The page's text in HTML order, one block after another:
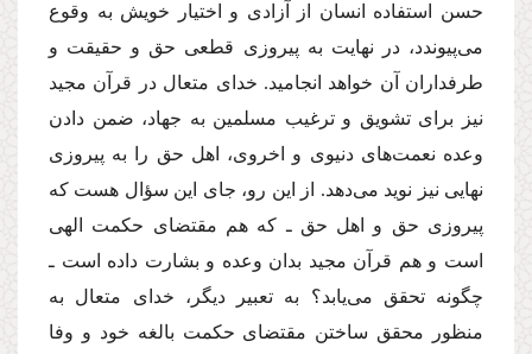
حسن استفاده انسان از آزادى و اختیار خویش به وقوع
مى‌پیوندد، در نهایت به پیروزى قطعى حق و حقیقت و
طرفداران آن خواهد انجامید. خداى متعال در قرآن مجید
نیز براى تشویق و ترغیب مسلمین به جهاد، ضمن دادن
وعده نعمت‌هاى دنیوى و اخروى، اهل حق را به پیروزى
نهایى نیز نوید مى‌دهد. از این رو، جاى این سؤال هست كه
پیروزى حق و اهل حق ـ كه هم مقتضاى حكمت الهى
است و هم قرآن مجید بدان وعده و بشارت داده است ـ
چگونه تحقق مى‌یابد؟ به تعبیر دیگر، خداى متعال به
منظور محقق ساختن مقتضاى حكمت بالغه خود و وفا